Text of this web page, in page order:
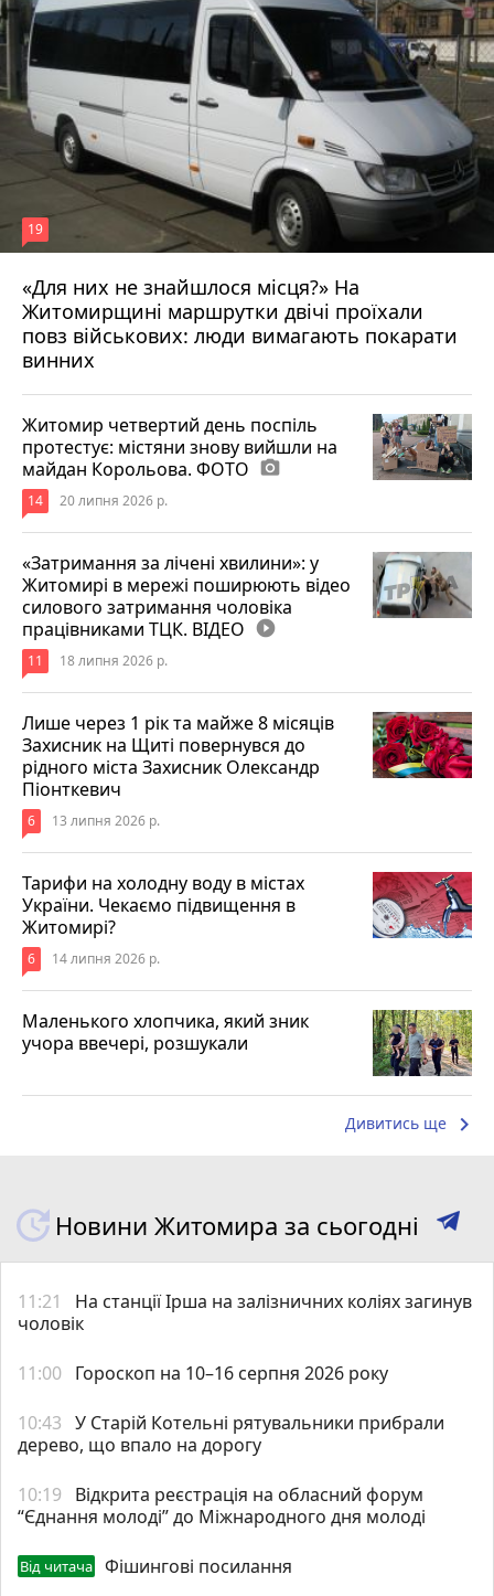
«Для них не знайшлося місця?» На
Житомирщині маршрутки двічі проїхали
повз військових: люди вимагають покарати
винних
19
17 липня 2026 р.
Житомир четвертий день поспіль
протестує: містяни знову вийшли на
майдан Корольова. ФОТО photo_camera
14 20 липня 2026 р.
«Затримання за лічені хвилини»: у
Житомирі в мережі поширюють відео
силового затримання чоловіка
працівниками ТЦК. ВІДЕО play_circle_filled
11 18 липня 2026 р.
Лише через 1 рік та майже 8 місяців
Захисник на Щиті повернувся до
рідного міста Захисник Олександр
Піонткевич
6 13 липня 2026 р.
Тарифи на холодну воду в містах
України. Чекаємо підвищення в
Житомирі?
6 14 липня 2026 р.
Маленького хлопчика, який зник
учора ввечері, розшукали
Дивитись ще keyboard_arrow_right
Новини Житомира за сьогодні
11:21
На станції Ірша на залізничних коліях загинув
чоловік
11:00 Гороскоп на 10–16 серпня 2026 року
10:43 У Старій Котельні рятувальники прибрали
дерево, що впало на дорогу
10:19
Відкрита реєстрація на обласний форум
“Єднання молоді” до Міжнародного дня молоді
Від читача Фішингові посилання